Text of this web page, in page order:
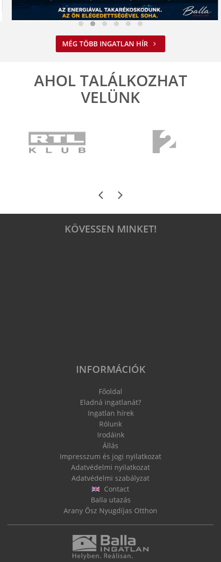
Nem spórolunk az energiával
ELOLVASOM
MÉG TÖBB INGATLAN HÍR
AHOL TALÁLKOZHAT
VELÜNK
KÖVESSEN MINKET!
INFORMÁCIÓK
Főoldal
Eladná ingatlanát?
Ingatlan hírek
Rólunk
Irodáink
Állás
Impresszum és jogi nyilatkozat
Adatvédelmi nyilatkozat
Adatvédelmi szabályzat
Contact
Balla utazás
Arany Ősz Nyugdíjas Otthon